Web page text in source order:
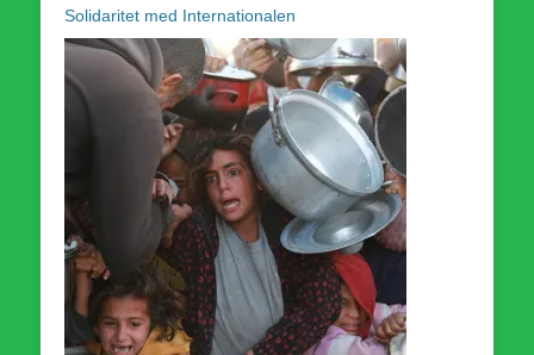
Solidaritet med Internationalen